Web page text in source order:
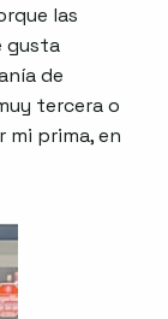
las
gusta
de
tercera o
mi prima, en